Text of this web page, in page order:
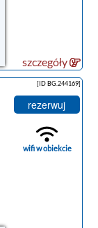
szczegóły
[ID BG.244169]
rezerwuj
wifi w obiekcie